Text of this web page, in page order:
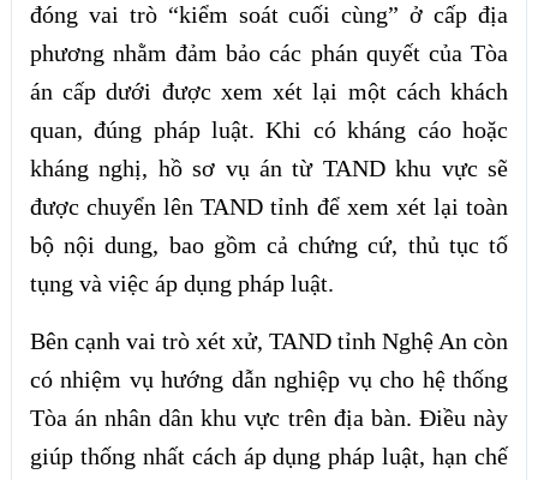
đóng vai trò “kiểm soát cuối cùng” ở cấp địa
phương nhằm đảm bảo các phán quyết của Tòa
án cấp dưới được xem xét lại một cách khách
quan, đúng pháp luật. Khi có kháng cáo hoặc
kháng nghị, hồ sơ vụ án từ TAND khu vực sẽ
được chuyển lên TAND tỉnh để xem xét lại toàn
bộ nội dung, bao gồm cả chứng cứ, thủ tục tố
tụng và việc áp dụng pháp luật.
Bên cạnh vai trò xét xử, TAND tỉnh Nghệ An còn
có nhiệm vụ hướng dẫn nghiệp vụ cho hệ thống
Tòa án nhân dân khu vực trên địa bàn. Điều này
giúp thống nhất cách áp dụng pháp luật, hạn chế